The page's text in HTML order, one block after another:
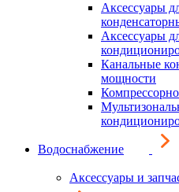
Аксессуары
Аксессуары
Канальные
мощности
Водоснабжение
Аксессуары и